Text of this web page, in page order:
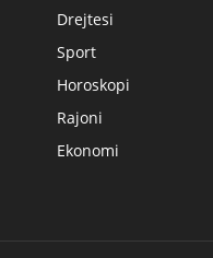
Drejtesi
Sport
Horoskopi
Rajoni
Ekonomi